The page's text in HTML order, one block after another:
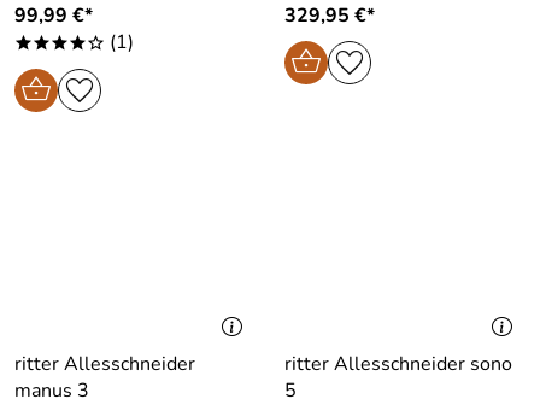
99,99 €*
****o (1)
329,95 €*
ritter Allesschneider
manus 3
ritter Allesschneider sono
5